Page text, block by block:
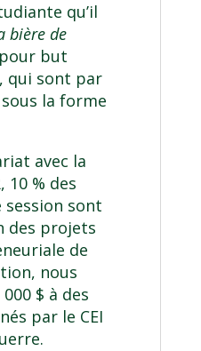
qu’il
bière de
but
qui sont par
la forme
avec la
10 % des
session sont
des projets
de
nous
$ à des
par le CEI